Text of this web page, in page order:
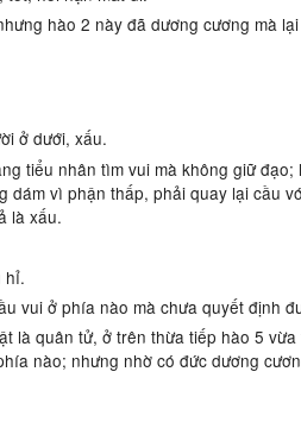
hào 2 này đã dương cương mà
ở dưới, xấu.
tiểu nhân tìm vui mà không giữ
dám vì phận thấp, phải quay lại cầu
là xấu.
hỉ.
vui ở phía nào mà chưa quyết định
là quân tử, ở trên thừa tiếp hào 5
nào; nhưng nhờ có đức dương